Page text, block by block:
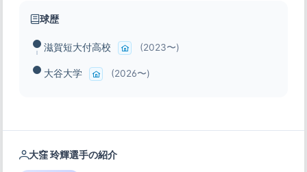
球歴
滋賀短大付高校 (2023〜)
大谷大学 (2026〜)
大窪 玲輝選手の紹介